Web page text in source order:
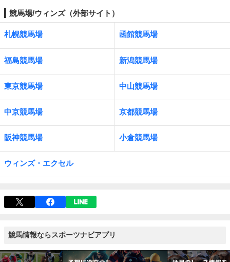
競馬場/ウィンズ（外部サイト）
札幌競馬場 函館競馬場
福島競馬場 新潟競馬場
東京競馬場 中山競馬場
中京競馬場 京都競馬場
阪神競馬場 小倉競馬場
ウィンズ・エクセル
競馬情報ならスポーツナビアプリ